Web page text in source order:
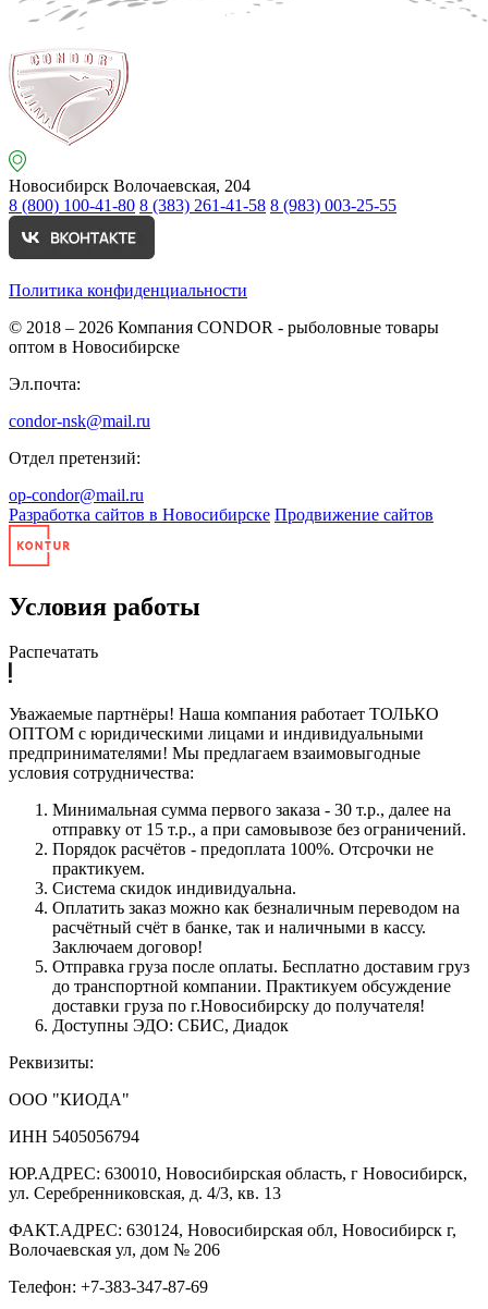
Новосибирск Волочаевская, 204
8 (800) 100-41-80 8 (383) 261-41-58 8 (983) 003-25-55
Политика конфиденциальности
© 2018 – 2026 Компания CONDOR - рыболовные товары
оптом в Новосибирске
Эл.почта:
condor-nsk@mail.ru
Отдел претензий:
op-condor@mail.ru
Разработка сайтов в Новосибирске Продвижение сайтов
Условия работы
Распечатать
Уважаемые партнёры! Наша компания работает ТОЛЬКО
ОПТОМ с юридическими лицами и индивидуальными
предпринимателями! Мы предлагаем взаимовыгодные
условия сотрудничества:
Минимальная сумма первого заказа - 30 т.р., далее на
отправку от 15 т.р., а при самовывозе без ограничений.
Порядок расчётов - предоплата 100%. Отсрочки не
практикуем.
Система скидок индивидуальна.
Оплатить заказ можно как безналичным переводом на
расчётный счёт в банке, так и наличными в кассу.
Заключаем договор!
Отправка груза после оплаты. Бесплатно доставим груз
до транспортной компании. Практикуем обсуждение
доставки груза по г.Новосибирску до получателя!
Доступны ЭДО: СБИС, Диадок
Реквизиты:
ООО "КИОДА"
ИНН 5405056794
ЮР.АДРЕС: 630010, Новосибирская область, г Новосибирск,
ул. Серебренниковская, д. 4/3, кв. 13
ФАКТ.АДРЕС: 630124, Новосибирская обл, Новосибирск г,
Волочаевская ул, дом № 206
Телефон: +7-383-347-87-69